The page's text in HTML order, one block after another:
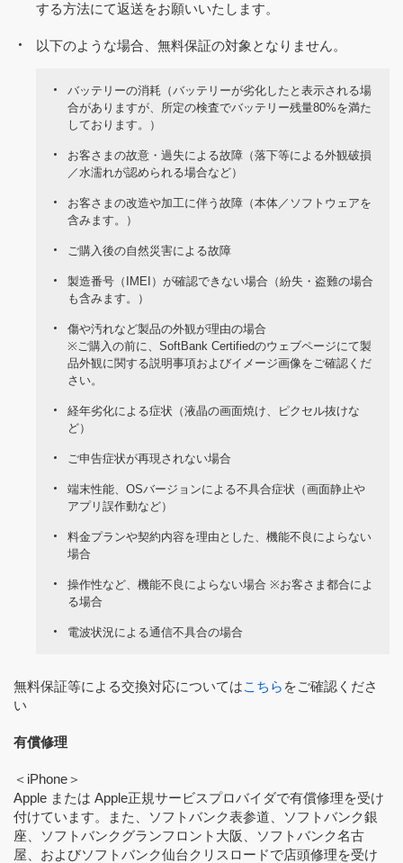
する方法にて返送をお願いいたします。
以下のような場合、無料保証の対象となりません。
バッテリーの消耗（バッテリーが劣化したと表示される場
合がありますが、所定の検査でバッテリー残量80%を満た
しております。）
お客さまの故意・過失による故障（落下等による外観破損
／水濡れが認められる場合など）
お客さまの改造や加工に伴う故障（本体／ソフトウェアを
含みます。）
ご購入後の自然災害による故障
製造番号（IMEI）が確認できない場合（紛失・盗難の場合
も含みます。）
傷や汚れなど製品の外観が理由の場合
※ご購入の前に、SoftBank Certifiedのウェブページにて製
品外観に関する説明事項およびイメージ画像をご確認くだ
さい。
経年劣化による症状（液晶の画面焼け、ピクセル抜けな
ど）
ご申告症状が再現されない場合
端末性能、OSバージョンによる不具合症状（画面静止や
アプリ誤作動など）
料金プランや契約内容を理由とした、機能不良によらない
場合
操作性など、機能不良によらない場合 ※お客さま都合によ
る場合
電波状況による通信不具合の場合
無料保証等による交換対応についてはこちら をご確認くださ
い
有償修理
＜iPhone＞
Apple または Apple正規サービスプロバイダで有償修理を受け
付けています。また、ソフトバンク表参道、ソフトバンク銀
座、ソフトバンクグランフロント大阪、ソフトバンク名古
屋、およびソフトバンク仙台クリスロードで店頭修理を受け